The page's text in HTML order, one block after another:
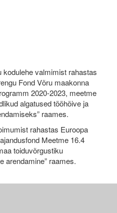
valmimist rahastas
Fond Võru maakonna
2020-2023, meetme
algatused tööhõive ja
raames.
rahastas Euroopa
Meetme 16.4
toiduvõrgustiku
arendamine” raames.